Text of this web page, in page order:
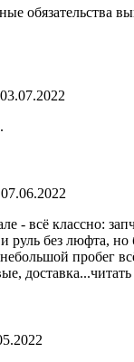
обязательства
03.07.2022
07.06.2022
- всё классно:
руль без люфта, но
пробег
доставка...читать